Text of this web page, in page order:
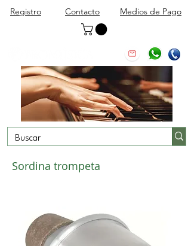
Registro Contacto Medios de Pago
Sordina trompeta